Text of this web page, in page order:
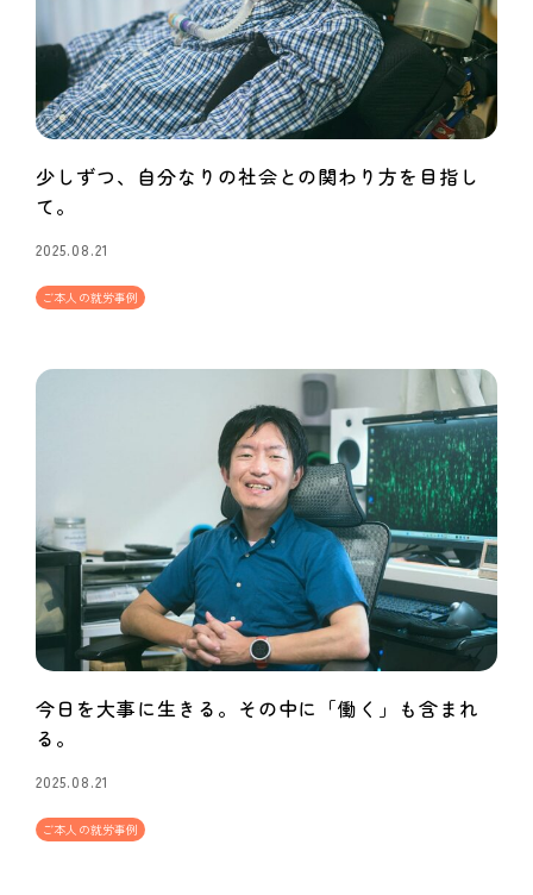
少しずつ、自分なりの社会との関わり方を目指し
て。
2025.08.21
ご本人の就労事例
今日を大事に生きる。その中に「働く」も含まれ
る。
2025.08.21
ご本人の就労事例